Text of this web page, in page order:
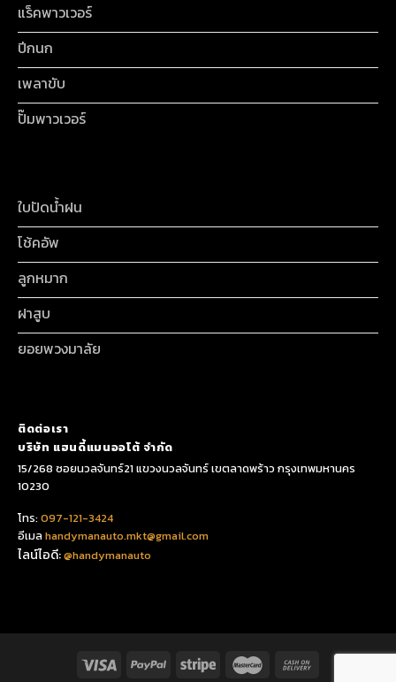
แร็คพาวเวอร์
ปีกนก
เพลาขับ
ปั๊มพาวเวอร์
ใบปัดน้ำฝน
โช้คอัพ
ลูกหมาก
ฝาสูบ
ยอยพวงมาลัย
ติดต่อเรา
บริษัท แฮนดี้แมนออโต้ จำกัด
15/268 ซอยนวลจันทร์21 แขวงนวลจันทร์ เขตลาดพร้าว กรุงเทพมหานคร
10230
โทร:097-121-3424
อีเมลhandymanauto.mkt@gmail.com
ไลน์ไอดี:@handymanauto